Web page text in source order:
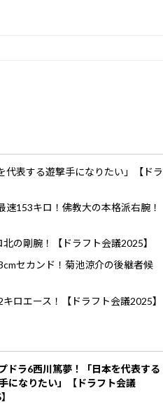
代表する遊撃手になりたい」【ドラ
153キロ！佛教大の本格派右腕！
の剛腕！【ドラフト会議2025】
セカンド！菊池涼介の後継者候
ロエース！【ドラフト会議2025】
ドラ6西川篤夢！「日本を代表する
になりたい」【ドラフト会議